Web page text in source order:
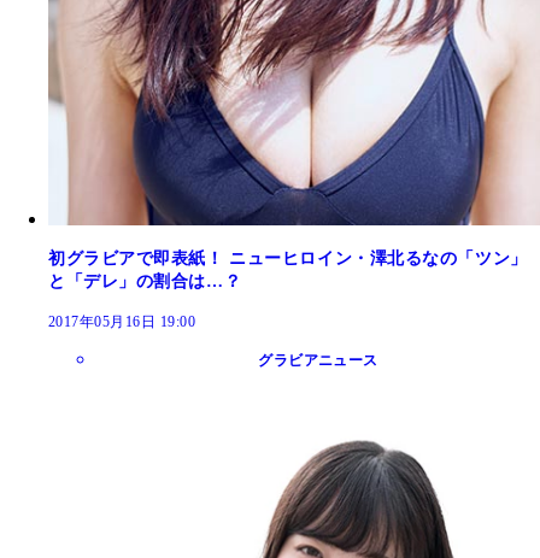
初グラビアで即表紙！ ニューヒロイン・澤北るなの「ツン」
と「デレ」の割合は…？
2017年05月16日 19:00
グラビアニュース